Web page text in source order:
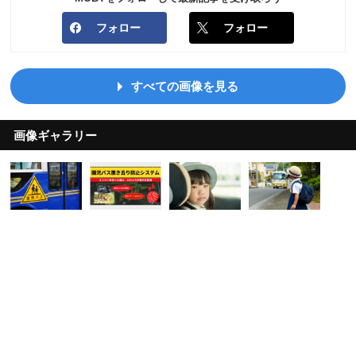
フォロー フォロー
すべての画像を見る
画像ギャラリー